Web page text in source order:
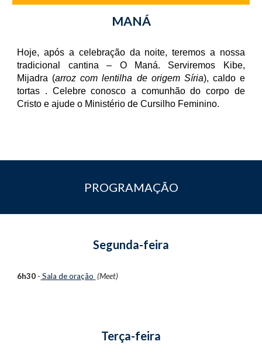
MANÁ
Hoje, após a celebração da noite, teremos a nossa
tradicional cantina – O Maná. Serviremos Kibe,
Mijadra (arroz com lentilha de origem Síria), caldo e
tortas . Celebre conosco a comunhão do corpo de
Cristo e ajude o Ministério de Cursilho Feminino.
PROGRAMAÇÃO
Segunda-feira
6h30 - Sala de oração (Meet)
Terça-feira